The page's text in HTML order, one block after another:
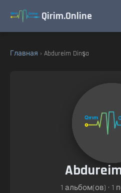
Qirim.Online
Главная › Abdureim Dinşa
1 альбом(ов) • 1